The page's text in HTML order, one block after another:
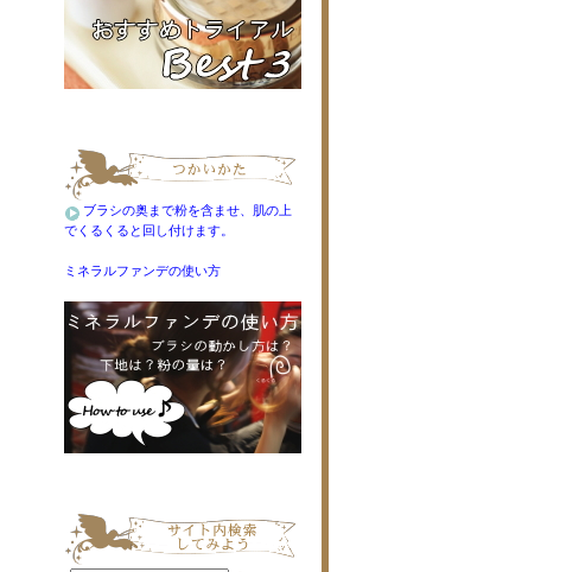
ブラシの奥まで粉を含ませ、肌の上
でくるくると回し付けます。
ミネラルファンデの使い方